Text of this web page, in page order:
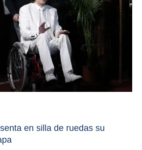
en silla de ruedas su